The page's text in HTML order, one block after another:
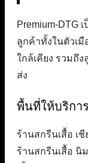
Premium-DTG
ลูกค้าทั้งในตัวเมื
ใกล้เคียง รวมถึ
ส่ง
พื้นที่ให้บริกา
ร้านสกรีนเสื้อ เ
ร้านสกรีนเสื้อ นิ